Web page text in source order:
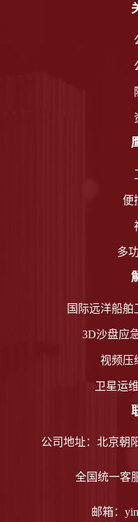
便
多
国际远洋船
3D沙盘应
视频压
卫星运
公司地址：北京朝
全国统一客
邮箱：